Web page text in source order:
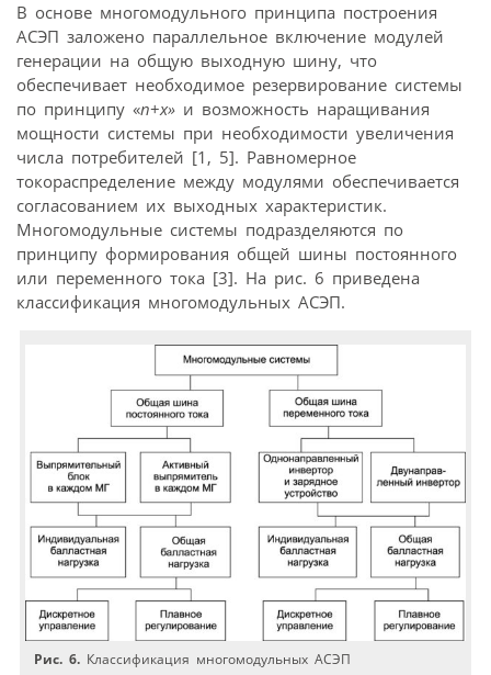
В основе многомодульного принципа построения
АСЭП заложено параллельное включение модулей
генерации на общую выходную шину, что
обеспечивает необходимое резервирование системы
по принципу «n+x» и возможность наращивания
мощности системы при необходимости увеличения
числа потребителей [1, 5]. Равномерное
токораспределение между модулями обеспечивается
согласованием их выходных характеристик.
Многомодульные системы подразделяются по
принципу формирования общей шины постоянного
или переменного тока [3]. На рис. 6 приведена
классификация многомодульных АСЭП.
Рис. 6. Классификация многомодульных АСЭП